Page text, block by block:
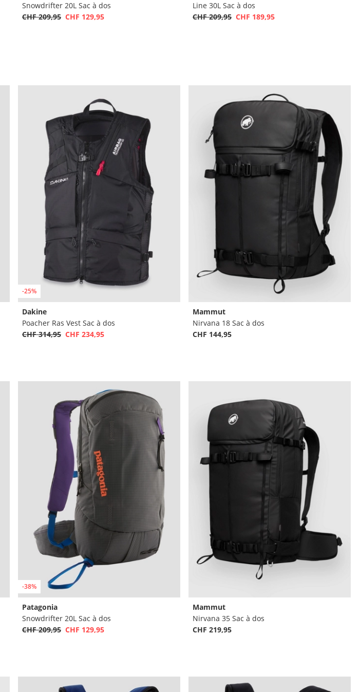
Snowdrifter 20L Sac à dos
CHF 209,95 CHF 129,95
Line 30L Sac à dos
CHF 209,95 CHF 189,95
-25%
Dakine
Poacher Ras Vest Sac à dos
CHF 314,95 CHF 234,95
Mammut
Nirvana 18 Sac à dos
CHF 144,95
-38%
Patagonia
Snowdrifter 20L Sac à dos
CHF 209,95 CHF 129,95
Mammut
Nirvana 35 Sac à dos
CHF 219,95